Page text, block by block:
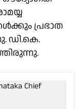
പ്രഭാത
ഡി.കെ.